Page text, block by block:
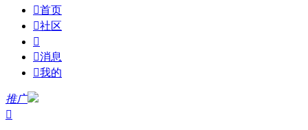
首页
社区

消息
我的
推广
